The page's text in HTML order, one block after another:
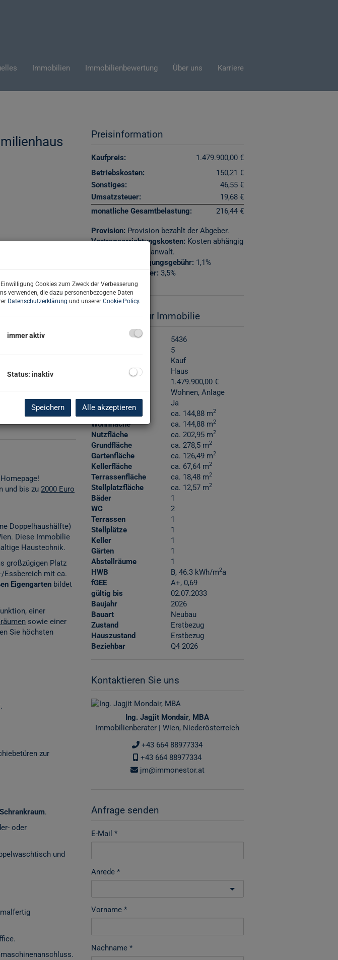
Immobilien Immobilienbewertung Über uns Karriere
und bis zu 2000 Euro
Doppelhaushälfte)
Diese Immobilie
Haustechnik.
großzügigen Platz
Essbereich mit ca.
Eigengarten bildet
einer
sowie einer
Sie höchsten
zur
Schrankraum.
oder
und
Preisinformation
Kaufpreis:
1.479.900,00 €
Betriebskosten:
150,21 €
Sonstiges:
46,55 €
Umsatzsteuer:
19,68 €
monatliche Gesamtbelastung:
216,44 €
Provision: Provision bezahlt der Abgeber.
Vertragserrichtungskosten: Kosten abhängig
von Notar/Rechtsanwalt.
Grundbucheintragungsgebühr: 1,1%
Grunderwerbsteuer: 3,5%
Basisdaten zur Immobilie
5436
5
Kauf
Haus
1.479.900,00 €
Nutzungsart
Wohnen Anlage
Schlüsselfertig
Ja
ca. 144,88 m2
Wohnfläche ca. 144,88 m2
Nutzfläche ca. 202,95 m2
Grundfläche ca. 278,5 m2
Gartenfläche ca. 126,49 m2
Kellerfläche ca. 67,64 m2
Terrassenfläche ca. 18,48 m2
Stellplatzfläche ca. 12,57 m2
Bäder
1
WC
2
Terrassen
1
Stellplätze
1
Keller
1
Gärten
1
Abstellräume
1
HWB
B, 46.3 kWh/m2a
fGEE
A+, 0,69
gültig bis
02.07.2033
Baujahr
2026
Bauart
Neubau
Zustand
Erstbezug
Hauszustand
Erstbezug
Beziehbar
Q4 2026
Kontaktieren Sie uns
Ing. Jagjit Mondair, MBA
Immobilienberater | Wien, Niederösterreich
+43 664 88977334
+43 664 88977334
jm@immonestor.at
Anfrage senden
E-Mail
Anrede
Vorname
Nachname
Cookies zum Zweck der Verbesserung
verwenden, die dazu personenbezogene Daten
Datenschutzerklärung und unserer Cookie Policy.
immer aktiv
Status: inaktiv
Speichern Alle akzeptieren